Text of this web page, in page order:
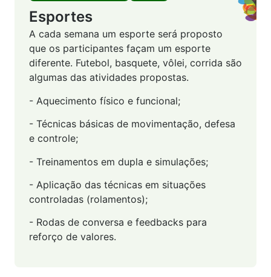
Esportes
A cada semana um esporte será proposto
que os participantes façam um esporte
diferente. Futebol, basquete, vôlei, corrida são
algumas das atividades propostas.
- Aquecimento físico e funcional;
- Técnicas básicas de movimentação, defesa
e controle;
- Treinamentos em dupla e simulações;
- Aplicação das técnicas em situações
controladas (rolamentos);
- Rodas de conversa e feedbacks para
reforço de valores.